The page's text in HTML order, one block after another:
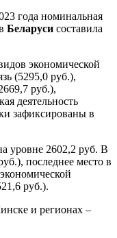
года номинальная
Беларуси составила
экономической
(5295,0 руб.),
руб.),
деятельность
зафиксированы в
уровне 2602,2 руб. В
последнее место в
руб.).